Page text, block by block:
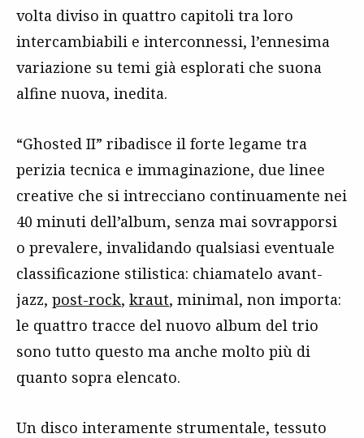
volta diviso in quattro capitoli tra loro
intercambiabili e interconnessi, l’ennesima
variazione su temi già esplorati che suona
alfine nuova, inedita.
“Ghosted II” ribadisce il forte legame tra
perizia tecnica e immaginazione, due linee
creative che si intrecciano continuamente nei
40 minuti dell’album, senza mai sovrapporsi
o prevalere, invalidando qualsiasi eventuale
classificazione stilistica: chiamatelo avant-
jazz, post-rock, kraut, minimal, non importa:
le quattro tracce del nuovo album del trio
sono tutto questo ma anche molto più di
quanto sopra elencato.
Un disco interamente strumentale, tessuto